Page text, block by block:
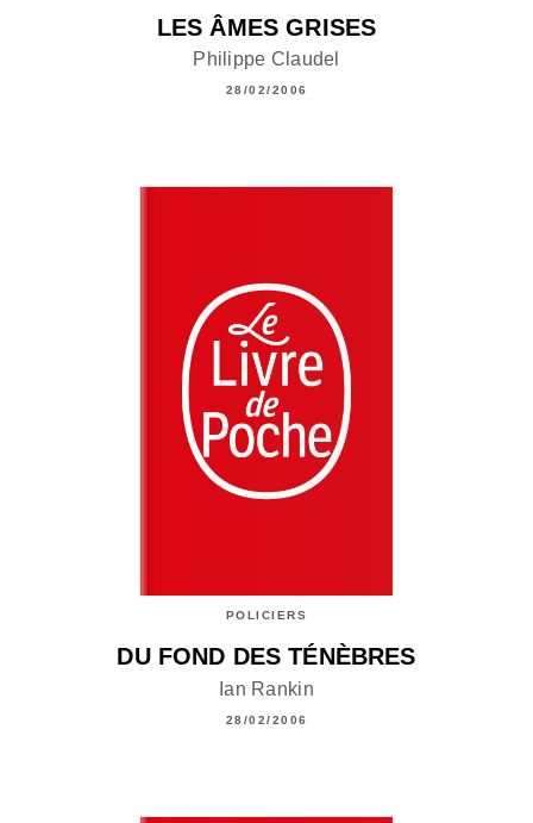
LES ÂMES GRISES
Philippe Claudel
28/02/2006
POLICIERS
DU FOND DES TÉNÈBRES
Ian Rankin
28/02/2006